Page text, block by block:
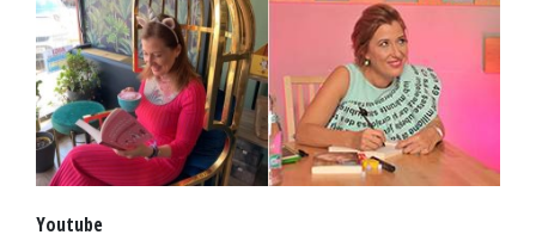
Youtube